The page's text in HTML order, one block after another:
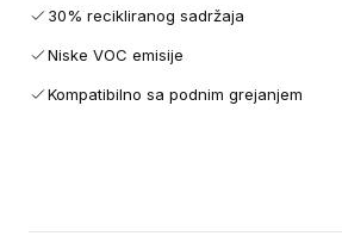
30% recikliranog sadržaja
Niske VOC emisije
Kompatibilno sa podnim grejanjem